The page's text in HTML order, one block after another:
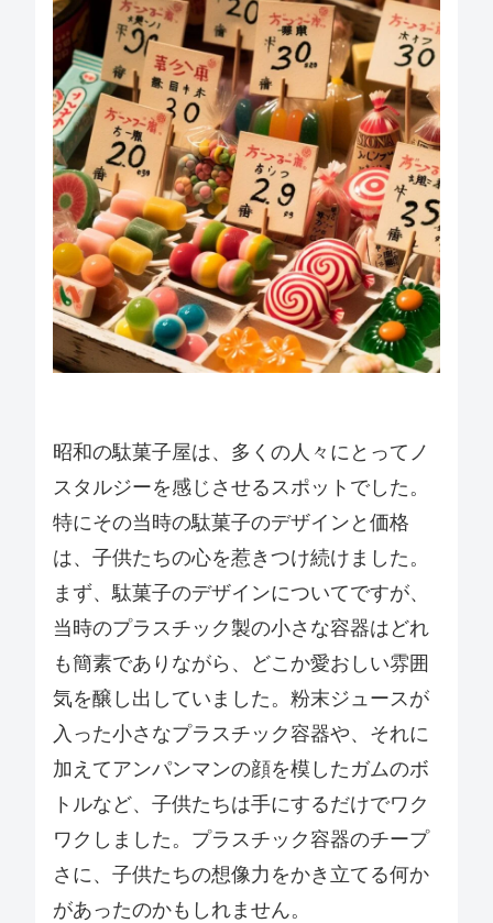
昭和の駄菓子屋は、多くの人々にとってノ
スタルジーを感じさせるスポットでした。
特にその当時の駄菓子のデザインと価格
は、子供たちの心を惹きつけ続けました。
まず、駄菓子のデザインについてですが、
当時のプラスチック製の小さな容器はどれ
も簡素でありながら、どこか愛おしい雰囲
気を醸し出していました。粉末ジュースが
入った小さなプラスチック容器や、それに
加えてアンパンマンの顔を模したガムのボ
トルなど、子供たちは手にするだけでワク
ワクしました。プラスチック容器のチープ
さに、子供たちの想像力をかき立てる何か
があったのかもしれません。